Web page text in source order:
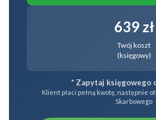
639 zł
Twój koszt
(księgowy)
* Zapytaj księgowego
Klient płaci pełną kwotę, następnie
Skarbowego